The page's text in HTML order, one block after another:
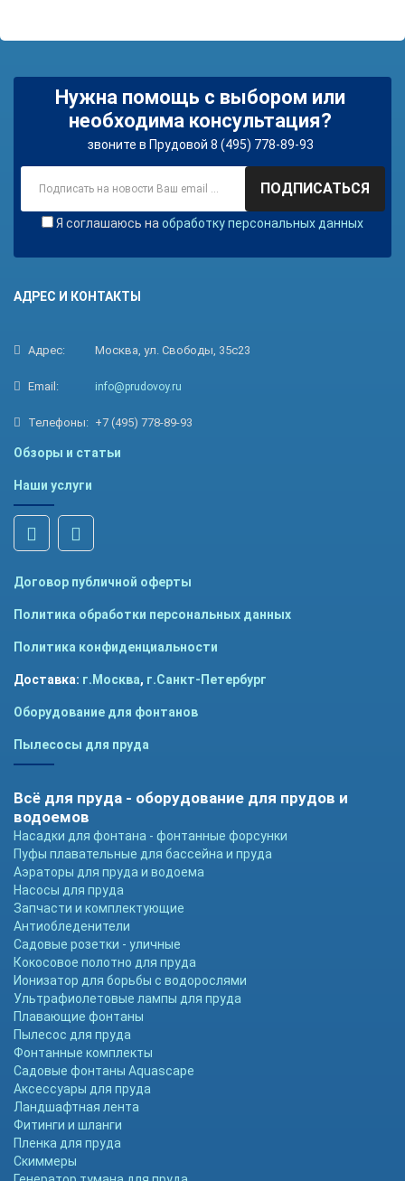
Нужна помощь с выбором или
необходима консультация?
звоните в Прудовой 8 (495) 778-89-93
ПОДПИСАТЬСЯ
Я соглашаюсь на обработку персональных данных
АДРЕС И КОНТАКТЫ
Адрес: Москва, ул. Свободы, 35с23
Email: info@prudovoy.ru
Телефоны: +7 (495) 778-89-93
Обзоры и статьи
Наши услуги
Договор публичной оферты
Политика обработки персональных данных
Политика конфиденциальности
Доставка: г.Москва, г.Санкт-Петербург
Оборудование для фонтанов
Пылесосы для пруда
Всё для пруда - оборудование для прудов и
водоемов
Насадки для фонтана - фонтанные форсунки
Пуфы плавательные для бассейна и пруда
Аэраторы для пруда и водоема
Насосы для пруда
Запчасти и комплектующие
Антиобледенители
Садовые розетки - уличные
Кокосовое полотно для пруда
Ионизатор для борьбы с водорослями
Ультрафиолетовые лампы для пруда
Плавающие фонтаны
Пылесос для пруда
Фонтанные комплекты
Садовые фонтаны Aquascape
Аксессуары для пруда
Ландшафтная лента
Фитинги и шланги
Пленка для пруда
Скиммеры